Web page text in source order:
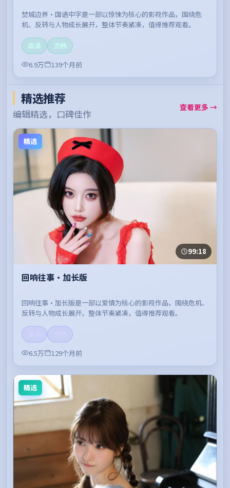
焚城边界·国语中字是一部以惊悚为核心的影视作品，围绕危
机、反转与人物成长展开，整体节奏紧凑，值得推荐观看。
高清
流畅
6.9万
139个月前
精选推荐
编辑精选，口碑佳作
查看更多 →
精选
99:18
回响往事·加长版
回响往事·加长版是一部以爱情为核心的影视作品，围绕危机、
反转与人物成长展开，整体节奏紧凑，值得推荐观看。
6.5万
129个月前
精选